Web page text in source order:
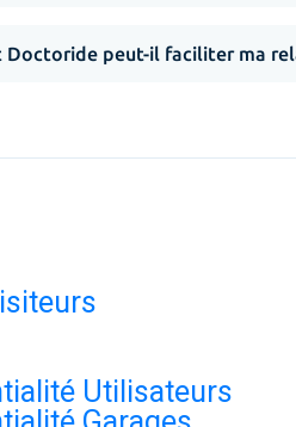
Doctoride peut-il faciliter ma
Utilisateurs